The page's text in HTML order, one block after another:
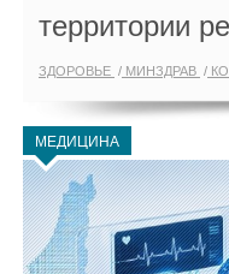
территории
ЗДОРОВЬЕ МИНЗДРАВ
МЕДИЦИНА